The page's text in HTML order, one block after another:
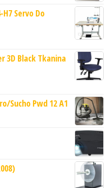
Servo Do
3D Black Tkanina
Sucho Pwd 12 A1